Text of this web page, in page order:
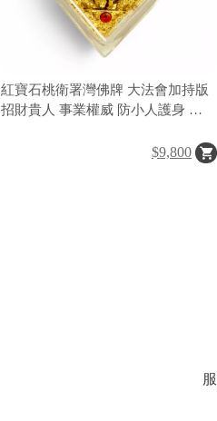
紅寶石桃衛署灣佛牌 大法會加持版
招財貴人 事業權威 防小人護身 泰
$9,800